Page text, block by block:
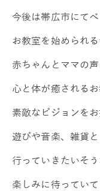
今後は帯広市にて
お教室を始められる
赤ちゃんとママの
心と体が癒される
素敵なビジョンをお
遊びや音楽、雑貨
行っていきたいそ
楽しみに待っていて